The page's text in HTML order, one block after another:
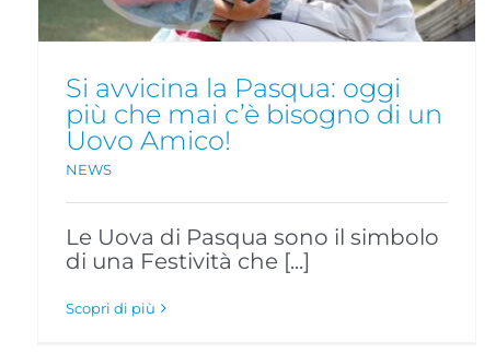
Si avvicina la Pasqua: oggi
più che mai c’è bisogno di un
Uovo Amico!
NEWS
Le Uova di Pasqua sono il simbolo
di una Festività che [...]
Scopri di più